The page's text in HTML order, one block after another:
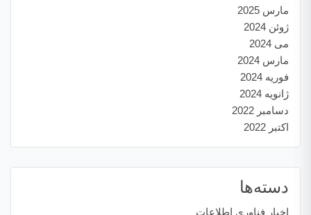
مارس 2025
ژوئن 2024
می 2024
مارس 2024
فوریه 2024
ژانویه 2024
دسامبر 2022
اکتبر 2022
دسته‌ها
اخبار فناوری اطلاعات